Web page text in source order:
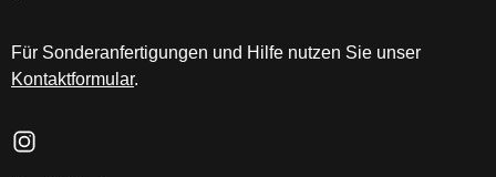
Für Sonderanfertigungen und Hilfe nutzen Sie unser
Kontaktformular.
Schau auf Instagram vorbei – öffnet in neuem Tab (externer